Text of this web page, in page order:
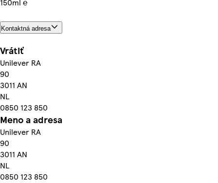
150ml ℮
Kontaktná adresa
Vrátiť
Unilever RA
90
3011 AN
NL
0850 123 850
Meno a adresa
Unilever RA
90
3011 AN
NL
0850 123 850